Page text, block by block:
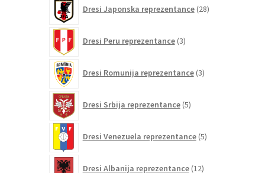
Dresi Japonska reprezentance 28izdelkov
Dresi Peru reprezentance 3izdelki
Dresi Romunija reprezentance 3izdelki
Dresi Srbija reprezentance 5izdelkov
Dresi Venezuela reprezentance 5izdelkov
Dresi Albanija reprezentance 12